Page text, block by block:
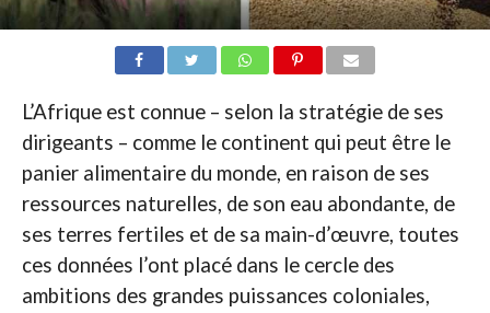
L’Afrique est connue – selon la stratégie de ses
dirigeants – comme le continent qui peut être le
panier alimentaire du monde, en raison de ses
ressources naturelles, de son eau abondante, de
ses terres fertiles et de sa main-d’œuvre, toutes
ces données l’ont placé dans le cercle des
ambitions des grandes puissances coloniales,